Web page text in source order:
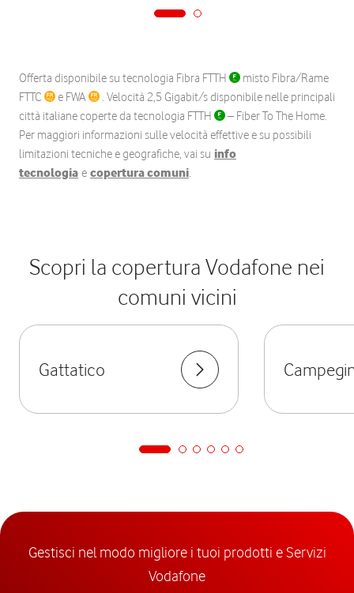
Offerta disponibile su tecnologia Fibra FTTH
misto Fibra/Rame
FTTC
e FWA
. Velocità 2,5 Gigabit/s disponibile nelle principali
città italiane coperte da tecnologia FTTH
– Fiber To The Home.
Per maggiori informazioni sulle velocità effettive e su possibili
limitazioni tecniche e geografiche, vai su info
tecnologia e copertura comuni.
Scopri la copertura Vodafone nei
comuni vicini
Gattatico
Gestisci nel modo migliore i tuoi prodotti e Servizi
Vodafone